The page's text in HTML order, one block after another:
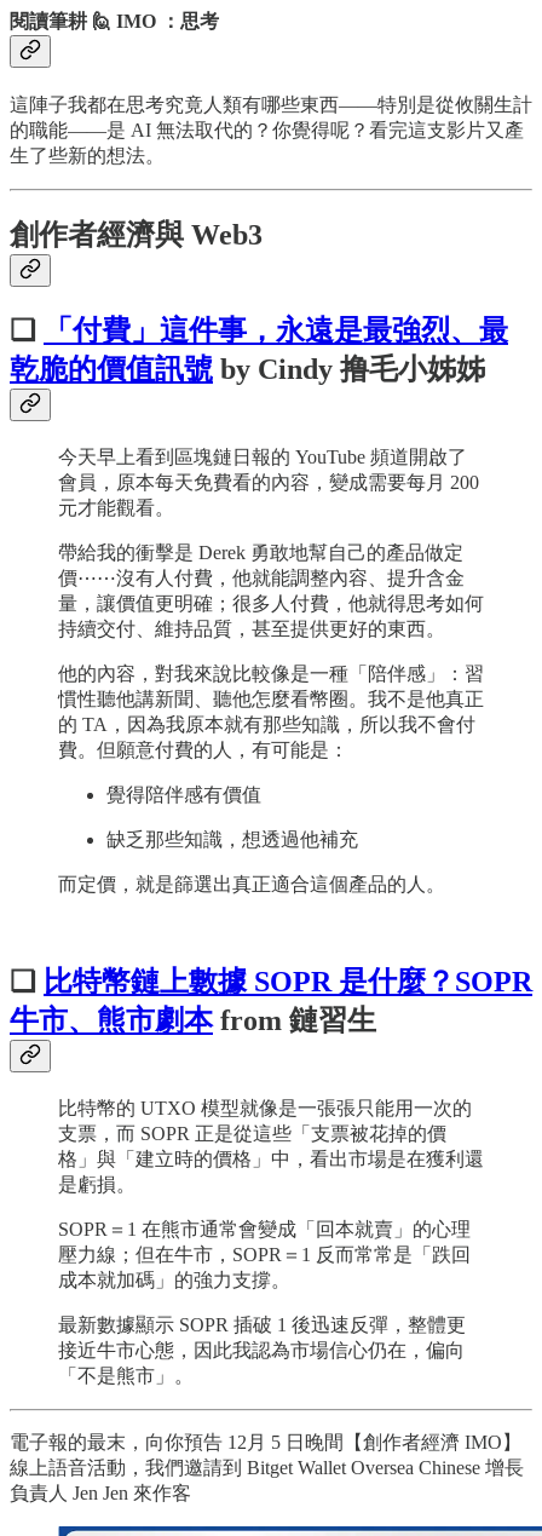
閱讀筆耕 🙋 IMO ：思考
這陣子我都在思考究竟人類有哪些東西——特別是從攸關生計
的職能——是 AI 無法取代的？你覺得呢？看完這支影片又產
生了些新的想法。
創作者經濟與 Web3
❏
「付費」這件事，永遠是最強烈、最
乾脆的價值訊號 by Cindy 撸毛小姊姊
今天早上看到區塊鏈日報的 YouTube 頻道開啟了
會員，原本每天免費看的內容，變成需要每月 200
元才能觀看。
帶給我的衝擊是 Derek 勇敢地幫自己的產品做定
價⋯⋯沒有人付費，他就能調整內容、提升含金
量，讓價值更明確；很多人付費，他就得思考如何
持續交付、維持品質，甚至提供更好的東西。
他的內容，對我來說比較像是一種「陪伴感」：習
慣性聽他講新聞、聽他怎麼看幣圈。我不是他真正
的 TA，因為我原本就有那些知識，所以我不會付
費。但願意付費的人，有可能是：
覺得陪伴感有價值
缺乏那些知識，想透過他補充
而定價，就是篩選出真正適合這個產品的人。
❏ 比特幣鏈上數據 SOPR 是什麼？SOPR
牛市、熊市劇本from 鏈習生
比特幣的 UTXO 模型就像是一張張只能用一次的
支票，而 SOPR 正是從這些「支票被花掉的價
格」與「建立時的價格」中，看出市場是在獲利還
是虧損。
SOPR＝1 在熊市通常會變成「回本就賣」的心理
壓力線；但在牛市，SOPR＝1 反而常常是「跌回
成本就加碼」的強力支撐。
最新數據顯示 SOPR 插破 1 後迅速反彈，整體更
接近牛市心態，因此我認為市場信心仍在，偏向
「不是熊市」。
電子報的最末，向你預告 12月 5 日晚間【創作者經濟 IMO】
線上語音活動，我們邀請到 Bitget Wallet Oversea Chinese 增長
負責人 Jen Jen 來作客